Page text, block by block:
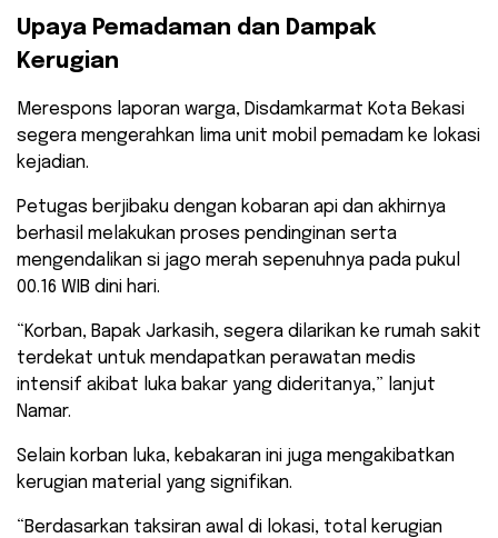
Upaya Pemadaman dan Dampak
Kerugian
Merespons laporan warga, Disdamkarmat Kota Bekasi
segera mengerahkan lima unit mobil pemadam ke lokasi
kejadian.
Petugas berjibaku dengan kobaran api dan akhirnya
berhasil melakukan proses pendinginan serta
mengendalikan si jago merah sepenuhnya pada pukul
00.16 WIB dini hari.
“Korban, Bapak Jarkasih, segera dilarikan ke rumah sakit
terdekat untuk mendapatkan perawatan medis
intensif akibat luka bakar yang dideritanya,” lanjut
Namar.
Selain korban luka, kebakaran ini juga mengakibatkan
kerugian material yang signifikan.
“Berdasarkan taksiran awal di lokasi, total kerugian